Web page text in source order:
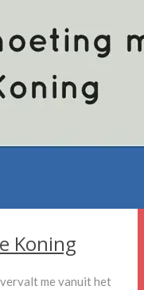
Koning
me vanuit het